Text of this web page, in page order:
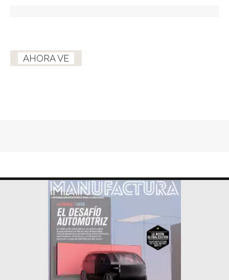
AHORA VE